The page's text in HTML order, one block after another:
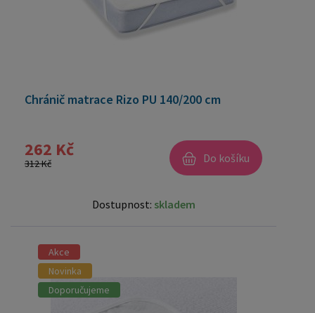
Chránič matrace Rizo PU 140/200 cm
262 Kč
312 Kč Do košíku
Dostupnost: skladem
Akce
Novinka
Doporučujeme